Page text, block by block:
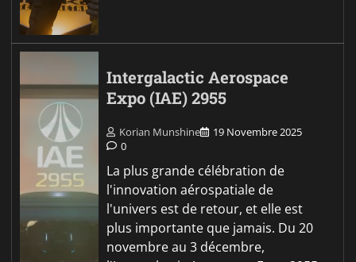
Intergalactic Aerospace
Expo (IAE) 2955
Korian Munshine
19 Novembre 2025
0
La plus grande célébration de
l'innovation aérospatiale de
l'univers est de retour, et elle est
plus importante que jamais. Du 20
novembre au 3 décembre,